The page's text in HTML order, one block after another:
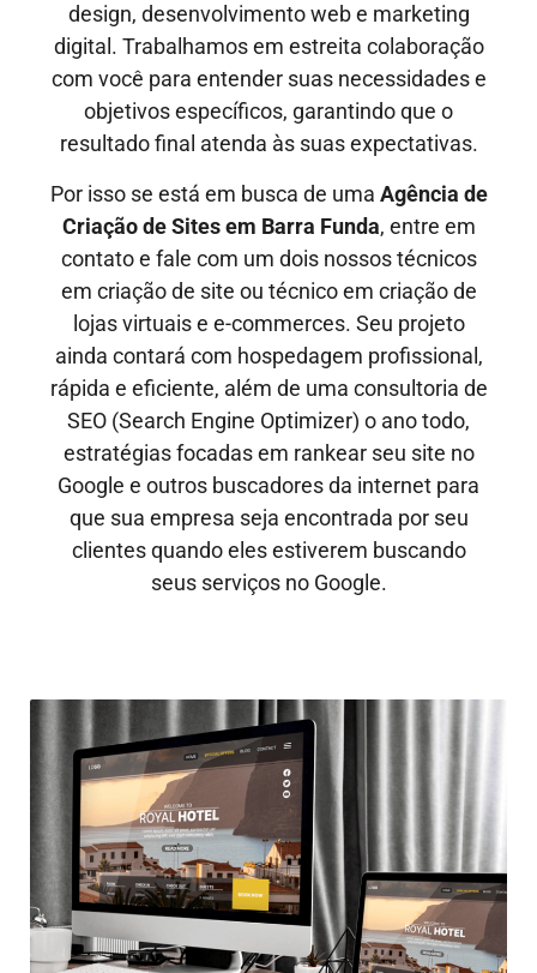
design, desenvolvimento web e marketing
digital. Trabalhamos em estreita colaboração
com você para entender suas necessidades e
objetivos específicos, garantindo que o
resultado final atenda às suas expectativas.
Por isso se está em busca de uma Agência de
Criação de Sites em Barra Funda, entre em
contato e fale com um dois nossos técnicos
em criação de site ou técnico em criação de
lojas virtuais e e-commerces. Seu projeto
ainda contará com hospedagem profissional,
rápida e eficiente, além de uma consultoria de
SEO (Search Engine Optimizer) o ano todo,
estratégias focadas em rankear seu site no
Google e outros buscadores da internet para
que sua empresa seja encontrada por seu
clientes quando eles estiverem buscando
seus serviços no Google.